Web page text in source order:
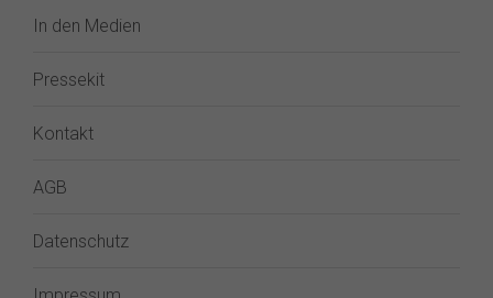
In den Medien
Pressekit
Kontakt
AGB
Datenschutz